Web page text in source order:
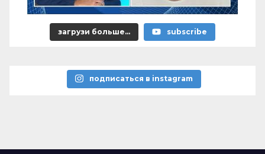
загрузи больше... subscribe
подписаться в instagram